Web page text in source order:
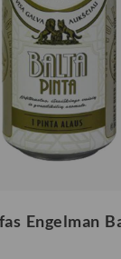
Engelman